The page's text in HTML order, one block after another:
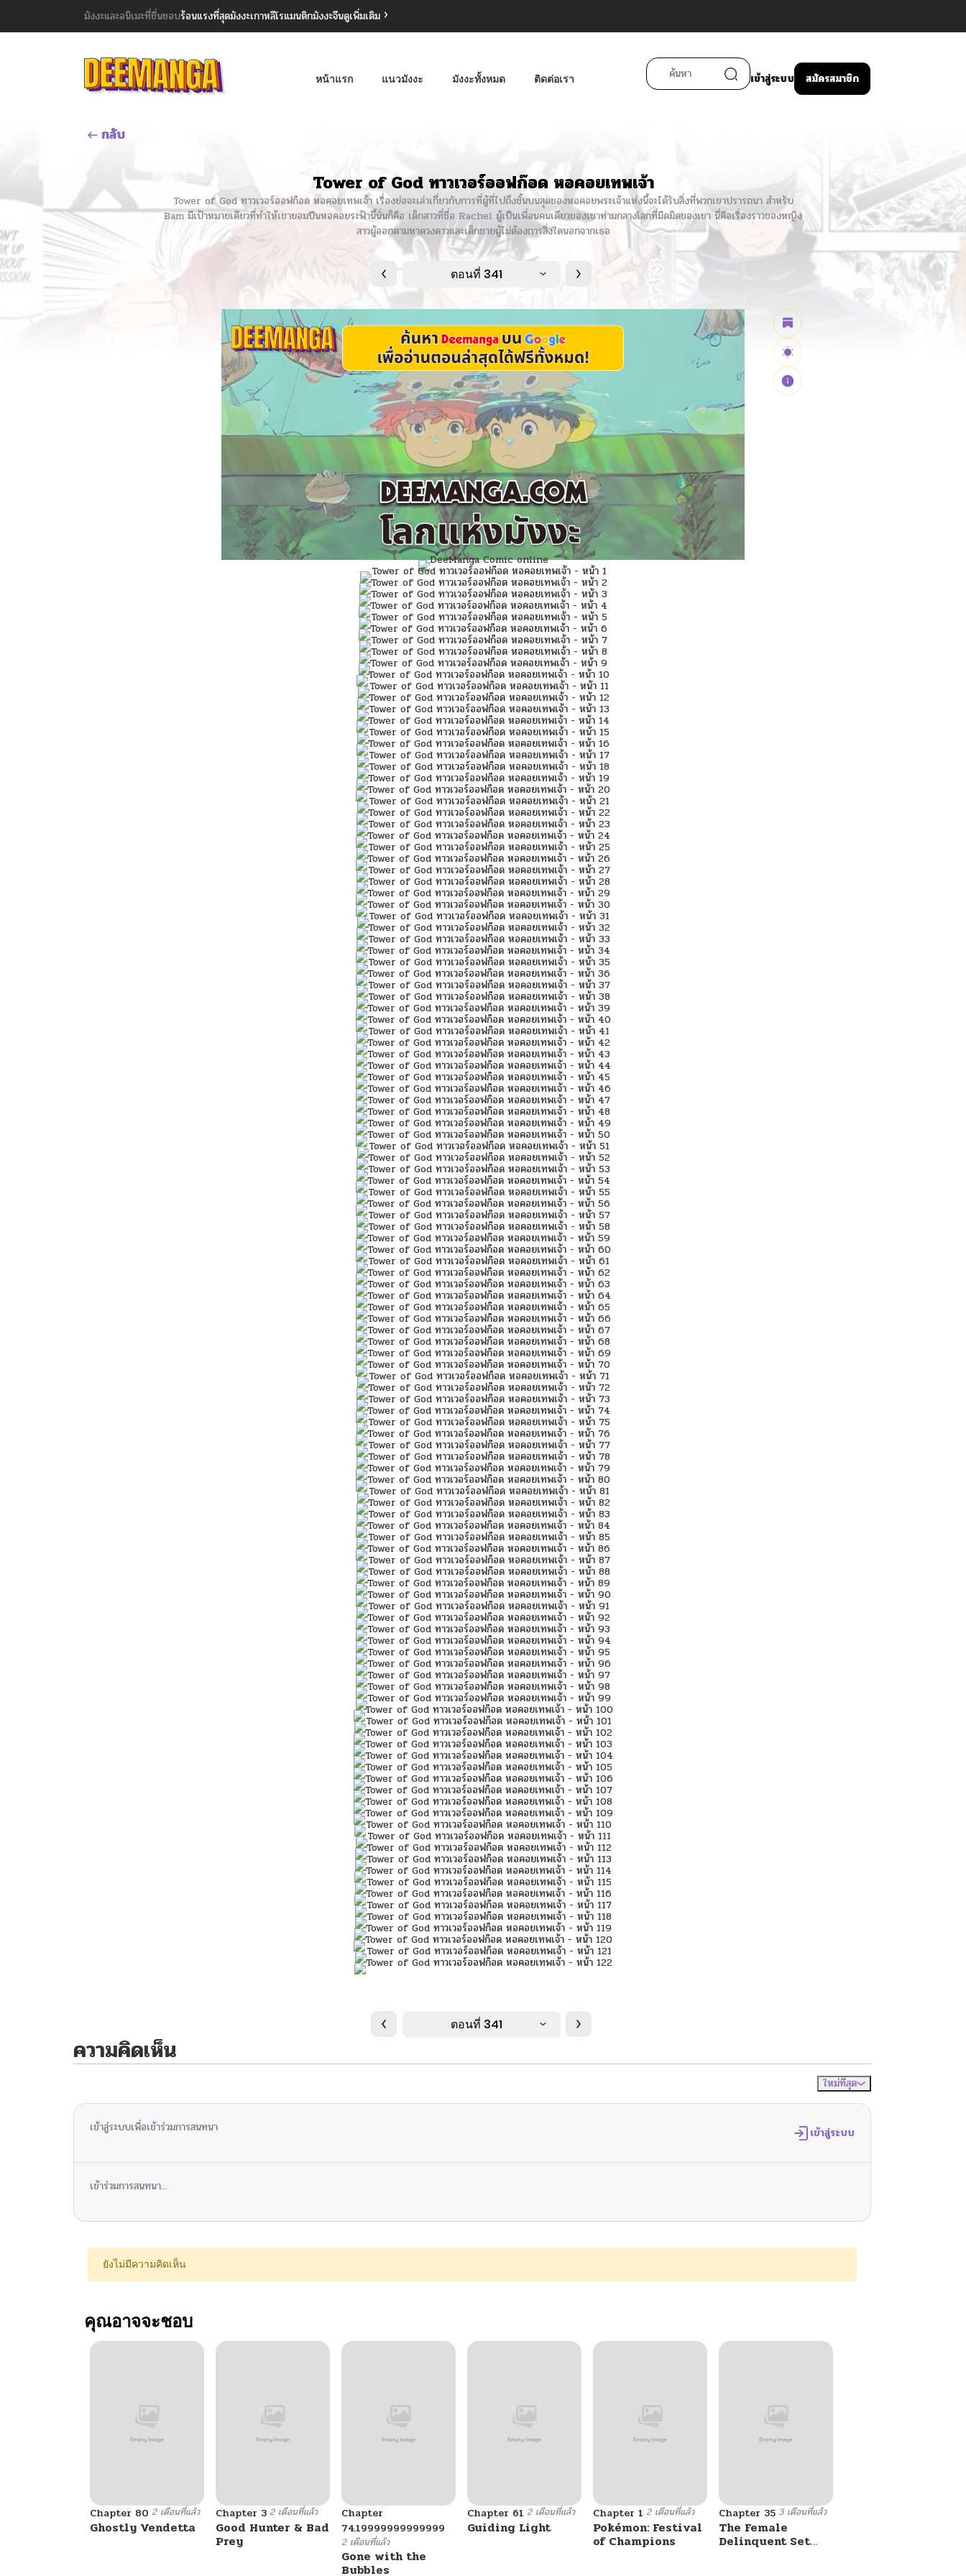
มังงะและอนิเมะที่ชื่นชอบร้อนแรงที่สุดมังงะเกาหลีโรแมนติกมังงะจีนดูเพิ่มเติม
หน้าแรก แนวมังงะ มังงะทั้งหมด ติดต่อเรา เข้าสู่ระบบ สมัครสมาชิก
กลับ
Tower of God ทาวเวอร์ออฟก๊อด หอคอยเทพเจ้า
Tower of God ทาวเวอร์ออฟก๊อด หอคอยเทพเจ้า เรื่องย่อจะเล่าเกี่ยวกับการที่ผู้ที่ไปถึงชั้นบนสุดของหอคอยพระเจ้าแห่งนี้จะได้รับสิ่งที่พวกเขาปรารถนา สำหรับ
Bam มีเป้าหมายเดียวที่ทำให้เขายอมปีนหอคอยระฟ้านี้นั่นก็คือ เด็กสาวที่ชื่อ Rachel ผู้เป็นเพื่อนคนเดียวของเขาท่ามกลางโลกที่มืดมิดของเขา นี่คือเรื่องราวของหญิง
สาวผู้ออกตามหาดวงดาวและเด็กชายผู้ไม่ต้องการสิ่งใดนอกจากเธอ
ตอนที่ 341
ตอนที่ 341
ความคิดเห็น
ใหม่ที่สุด
เข้าสู่ระบบเพื่อเข้าร่วมการสนทนา เข้าสู่ระบบ
เข้าร่วมการสนทนา...
ยังไม่มีความคิดเห็น
คุณอาจจะชอบ
Chapter 80 2 เดือนที่แล้ว
Ghostly Vendetta
Chapter 3 2 เดือนที่แล้ว
Good Hunter & Bad
Prey
Chapter
74.19999999999999
2 เดือนที่แล้ว
Gone with the
Bubbles
Chapter 61 2 เดือนที่แล้ว
Guiding Light
Chapter 1 2 เดือนที่แล้ว
Pokémon: Festival
of Champions
Chapter 35 3 เดือนที่แล้ว
The Female
Delinquent Set